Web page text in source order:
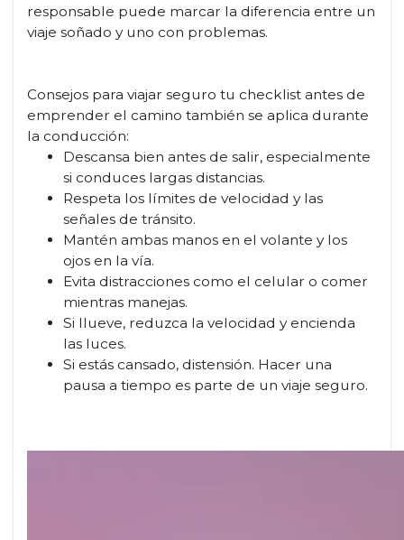
responsable puede marcar la diferencia entre un
viaje soñado y uno con problemas.
Consejos para viajar seguro tu checklist antes de
emprender el camino también se aplica durante
la conducción:
Descansa bien antes de salir, especialmente
si conduces largas distancias.
Respeta los límites de velocidad y las
señales de tránsito.
Mantén ambas manos en el volante y los
ojos en la vía.
Evita distracciones como el celular o comer
mientras manejas.
Si llueve, reduzca la velocidad y encienda
las luces.
Si estás cansado, distensión. Hacer una
pausa a tiempo es parte de un viaje seguro.